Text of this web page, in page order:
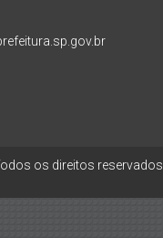
os direitos reservados.